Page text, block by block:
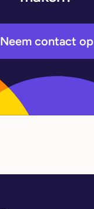
Neem contact op